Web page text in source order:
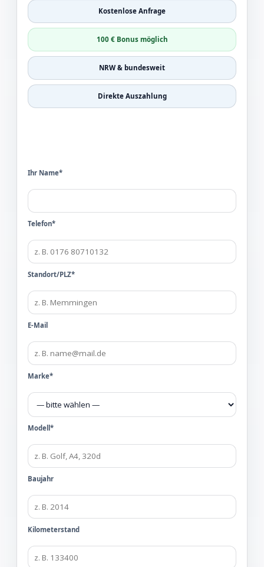
Kostenlose Anfrage
100 € Bonus möglich
NRW & bundesweit
Direkte Auszahlung
Ihr Name*
Telefon*
Standort/PLZ*
E-Mail
Marke*
Modell*
Baujahr
Kilometerstand